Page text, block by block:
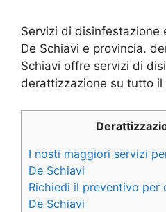
Servizi di disinfestazione
De Schiavi e provincia.
Schiavi offre servizi di
derattizzazione su tutto
I nosti maggiori servizi
De Schiavi
Richiedi il preventivo per
De Schiavi